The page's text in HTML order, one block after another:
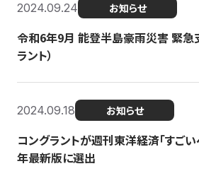
2024.09.24 お知らせ
令和6年9月 能登半島豪雨災害 緊急
ラント）
2024.09.18 お知らせ
コングラントが週刊東洋経済「すご
年最新版に選出